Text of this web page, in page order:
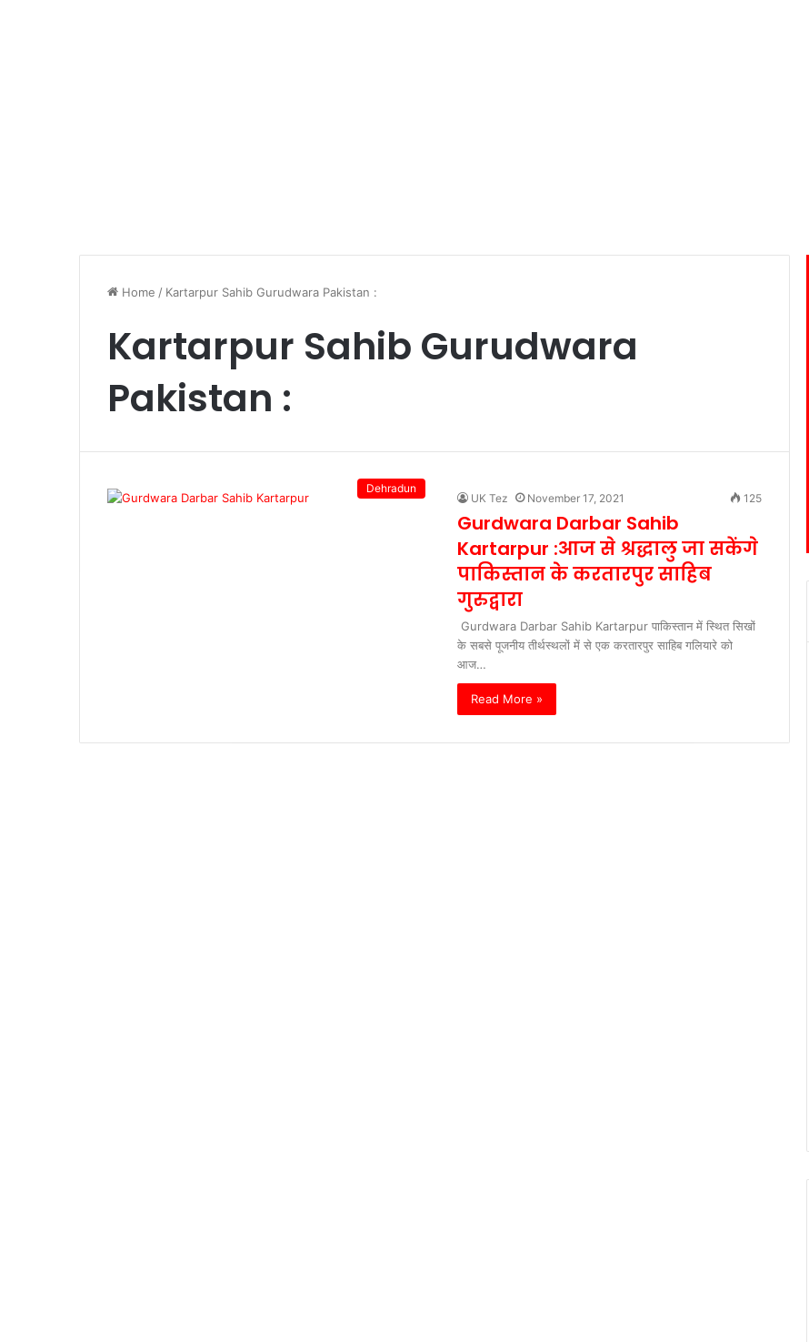
Home / Kartarpur Sahib Gurudwara Pakistan :
Kartarpur Sahib Gurudwara
Pakistan :
Dehradun
UK Tez November 17, 2021 125
Gurdwara Darbar Sahib
Kartarpur :आज से श्रद्धालु जा सकेंगे
पाकिस्तान के करतारपुर साहिब
गुरुद्वारा
Gurdwara Darbar Sahib Kartarpur पाकिस्तान में स्थित सिखों
के सबसे पूजनीय तीर्थस्थलों में से एक करतारपुर साहिब गलियारे को
आज…
Read More »